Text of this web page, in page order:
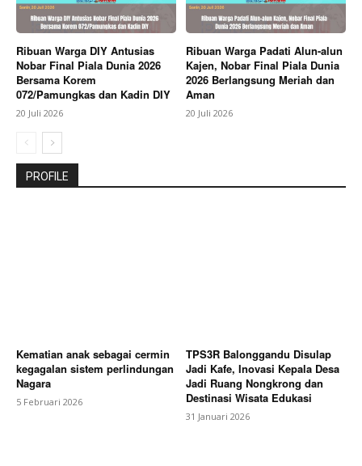
Ribuan Warga DIY Antusias
Nobar Final Piala Dunia 2026
Bersama Korem
072/Pamungkas dan Kadin DIY
20 Juli 2026
Ribuan Warga Padati Alun-alun
Kajen, Nobar Final Piala Dunia
2026 Berlangsung Meriah dan
Aman
20 Juli 2026
PROFILE
Kematian anak sebagai cermin
kegagalan sistem perlindungan
Nagara
5 Februari 2026
TPS3R Balonggandu Disulap
Jadi Kafe, Inovasi Kepala Desa
Jadi Ruang Nongkrong dan
Destinasi Wisata Edukasi
31 Januari 2026